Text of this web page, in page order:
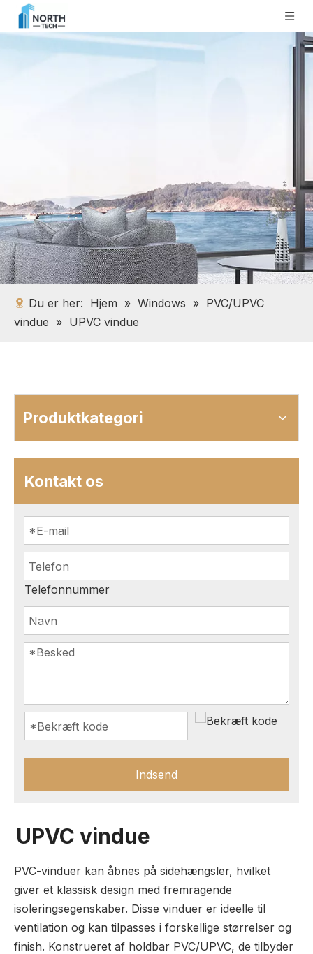
Du er her: Hjem » Windows » PVC/UPVC
vindue » UPVC vindue
Produktkategori
Kontakt os
Telefonnummer
Indsend
UPVC vindue
PVC-vinduer kan åbnes på sidehængsler, hvilket
giver et klassisk design med fremragende
isoleringsegenskaber. Disse vinduer er ideelle til
ventilation og kan tilpasses i forskellige størrelser og
finish. Konstrueret af holdbar PVC/UPVC, de tilbyder